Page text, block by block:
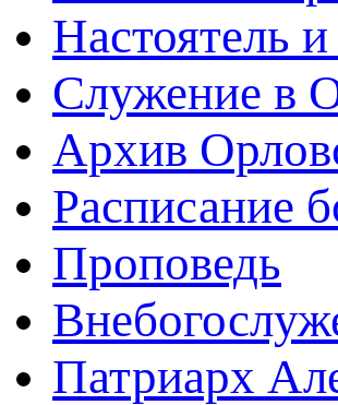
Настоятель
Служение в
Архив
Расписание
Проповедь
Патриарх